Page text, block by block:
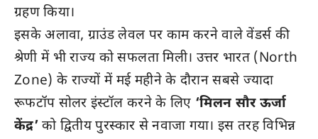
ग्रहण किया।
इसके अलावा, ग्राउंड लेवल पर काम करने वाले वेंडर्स की
श्रेणी में भी राज्य को सफलता मिली। उत्तर भारत (North
Zone) के राज्यों में मई महीने के दौरान सबसे ज्यादा
रूफटॉप सोलर इंस्टॉल करने के लिए ‘मिलन सौर ऊर्जा
केंद्र’ को द्वितीय पुरस्कार से नवाजा गया। इस तरह विभिन्न